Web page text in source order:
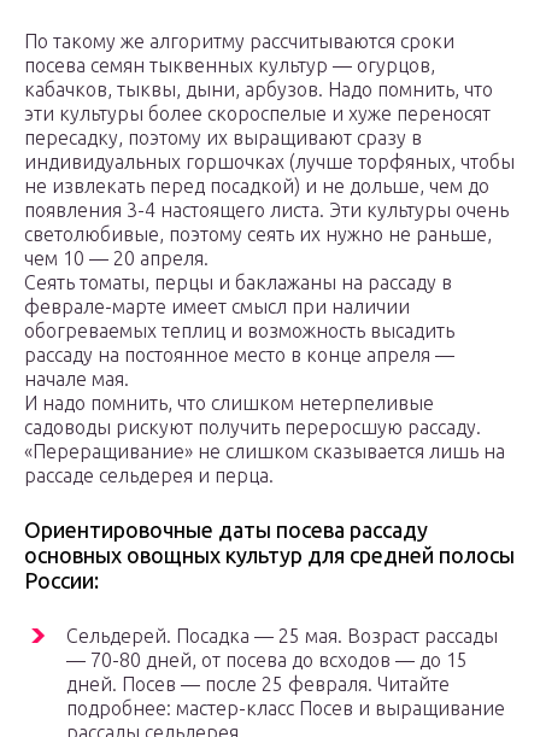
По такому же алгоритму рассчитываются сроки
посева семян тыквенных культур — огурцов,
кабачков, тыквы, дыни, арбузов. Надо помнить, что
эти культуры более скороспелые и хуже переносят
пересадку, поэтому их выращивают сразу в
индивидуальных горшочках (лучше торфяных, чтобы
не извлекать перед посадкой) и не дольше, чем до
появления 3-4 настоящего листа. Эти культуры очень
светолюбивые, поэтому сеять их нужно не раньше,
чем 10 — 20 апреля.
Сеять томаты, перцы и баклажаны на рассаду в
феврале-марте имеет смысл при наличии
обогреваемых теплиц и возможность высадить
рассаду на постоянное место в конце апреля —
начале мая.
И надо помнить, что слишком нетерпеливые
садоводы рискуют получить переросшую рассаду.
«Переращивание» не слишком сказывается лишь на
рассаде сельдерея и перца.
Ориентировочные даты посева рассаду
основных овощных культур для средней полосы
России:
Сельдерей. Посадка — 25 мая. Возраст рассады
— 70-80 дней, от посева до всходов — до 15
дней. Посев — после 25 февраля. Читайте
подробнее: мастер-класс Посев и выращивание
рассады сельдерея